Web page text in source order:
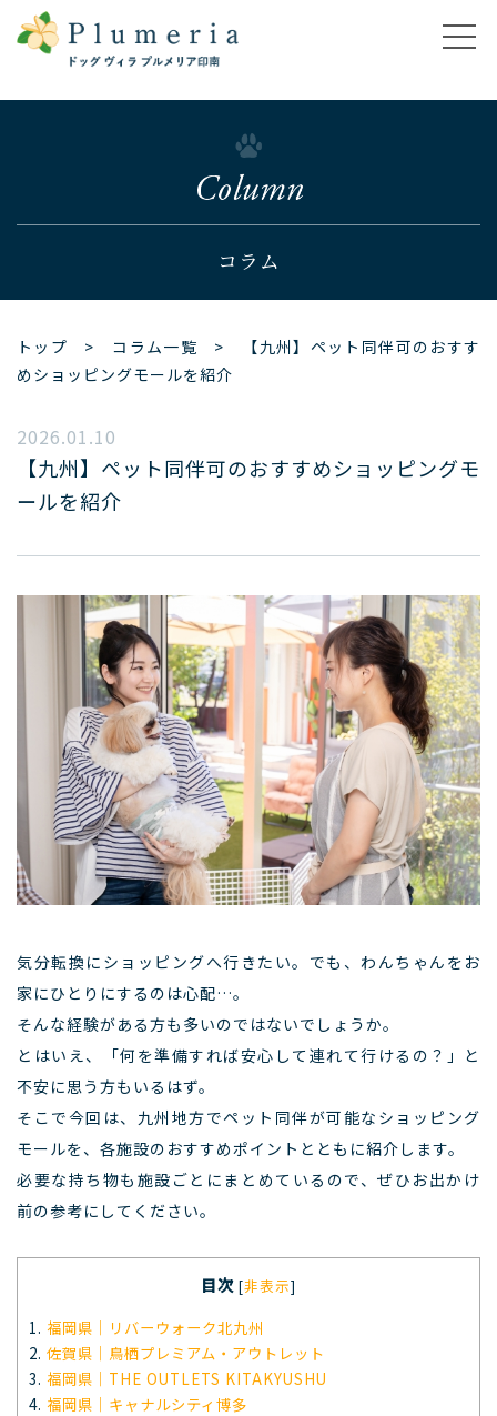
コラム
トップ > コラム一覧 > 【九州】ペット同伴可のおすす
めショッピングモールを紹介
2026.01.10
【九州】ペット同伴可のおすすめショッピングモ
ールを紹介
気分転換にショッピングへ行きたい。でも、わんちゃんをお
家にひとりにするのは心配…。
そんな経験がある方も多いのではないでしょうか。
とはいえ、「何を準備すれば安心して連れて行けるの？」と
不安に思う方もいるはず。
そこで今回は、九州地方でペット同伴が可能なショッピング
モールを、各施設のおすすめポイントとともに紹介します。
必要な持ち物も施設ごとにまとめているので、ぜひお出かけ
前の参考にしてください。
目次 [非表示]
1. 福岡県｜リバーウォーク北九州
2. 佐賀県｜鳥栖プレミアム・アウトレット
3. 福岡県｜THE OUTLETS KITAKYUSHU
4. 福岡県｜キャナルシティ博多